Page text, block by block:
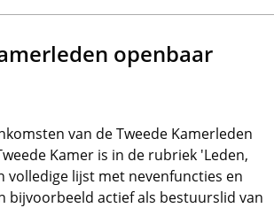
openbaar
van de Tweede Kamerleden
Kamer is in de rubriek 'Leden,
volledige lijst met nevenfuncties en
bijvoorbeeld actief als bestuurslid van